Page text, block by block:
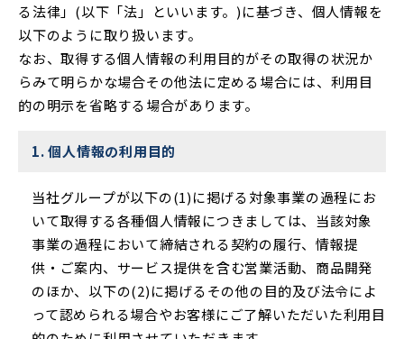
る法律」(以下「法」といいます。)に基づき、個人情報を
以下のように取り扱います。
なお、取得する個人情報の利用目的がその取得の状況か
らみて明らかな場合その他法に定める場合には、利用目
的の明示を省略する場合があります。
1. 個人情報の利用目的
当社グループが以下の(1)に掲げる対象事業の過程にお
いて取得する各種個人情報につきましては、当該対象
事業の過程において締結される契約の履行、情報提
供・ご案内、サービス提供を含む営業活動、商品開発
のほか、以下の(2)に掲げるその他の目的及び法令によ
って認められる場合やお客様にご了解いただいた利用目